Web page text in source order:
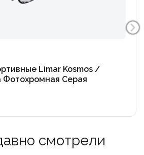
Limar Kosmos /
Серая
смотрели